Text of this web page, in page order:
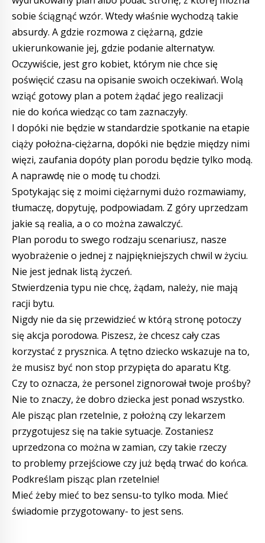
sobie ściągnąć wzór. Wtedy właśnie wychodzą takie
absurdy. A gdzie rozmowa z ciężarną, gdzie
ukierunkowanie jej, gdzie podanie alternatyw.
Oczywiście, jest gro kobiet, którym nie chce się
poświęcić czasu na opisanie swoich oczekiwań. Wolą
wziąć gotowy plan a potem żądać jego realizacji
nie do końca wiedząc co tam zaznaczyły.
I dopóki nie będzie w standardzie spotkanie na etapie
ciąży położna-ciężarna, dopóki nie będzie między nimi
więzi, zaufania dopóty plan porodu będzie tylko modą.
A naprawdę nie o modę tu chodzi.
Spotykając się z moimi ciężarnymi dużo rozmawiamy,
tłumaczę, dopytuję, podpowiadam. Z góry uprzedzam
jakie są realia, a o co można zawalczyć.
Plan porodu to swego rodzaju scenariusz, nasze
wyobrażenie o jednej z najpiękniejszych chwil w życiu.
Nie jest jednak listą życzeń.
Stwierdzenia typu nie chcę, żądam, należy, nie mają
racji bytu.
Nigdy nie da się przewidzieć w którą stronę potoczy
się akcja porodowa. Piszesz, że chcesz cały czas
korzystać z prysznica. A tętno dziecko wskazuje na to,
że musisz być non stop przypięta do aparatu Ktg.
Czy to oznacza, że personel zignorował twoje prośby?
Nie to znaczy, że dobro dziecka jest ponad wszystko.
Ale pisząc plan rzetelnie, z położną czy lekarzem
przygotujesz się na takie sytuacje. Zostaniesz
uprzedzona co można w zamian, czy takie rzeczy
to problemy przejściowe czy już będą trwać do końca.
Podkreślam pisząc plan rzetelnie!
Mieć żeby mieć to bez sensu-to tylko moda. Mieć
świadomie przygotowany- to jest sens.